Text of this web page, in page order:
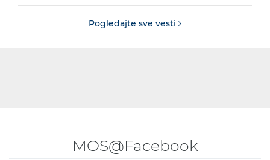
Pogledajte sve vesti
MOS@Facebook